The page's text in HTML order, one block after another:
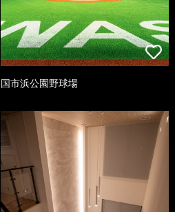
国市浜公園野球場